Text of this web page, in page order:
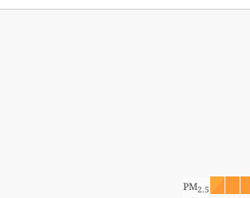
PM2.5